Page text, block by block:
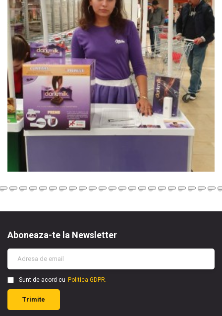
Aboneaza-te la Newsletter
Trimite
Sunt de acord cu Politica GDPR.